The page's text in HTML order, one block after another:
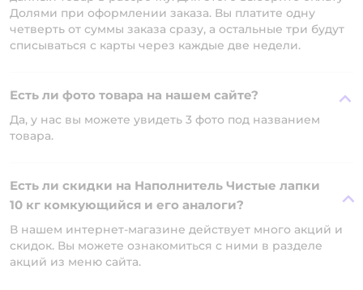
Долями при оформлении заказа. Вы платите одну
четверть от суммы заказа сразу, а остальные три будут
списываться с карты через каждые две недели.
Есть ли фото товара на нашем сайте?
Да, у нас вы можете увидеть 3 фото под названием
товара.
Есть ли скидки на Наполнитель Чистые лапки
10 кг комкующийся и его аналоги?
В нашем интернет-магазине действует много акций и
скидок. Вы можете ознакомиться с ними в разделе
акций из меню сайта.